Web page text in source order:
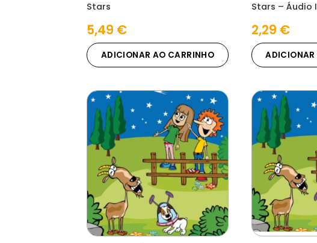
Stars
5,49 €
ADICIONAR AO CARRINHO
Stars – Áudio
2,29 €
ADICIONAR